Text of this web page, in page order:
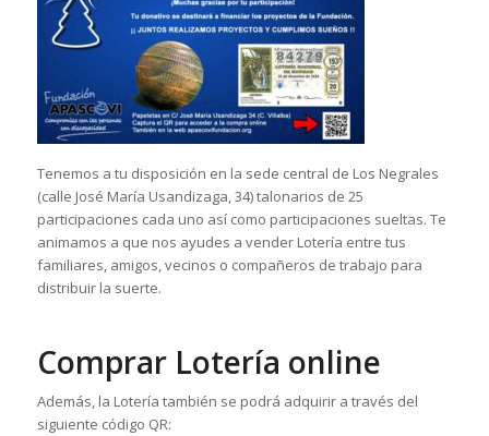
Tenemos a tu disposición en la sede central de Los Negrales
(calle José María Usandizaga, 34) talonarios de 25
participaciones cada uno así como participaciones sueltas. Te
animamos a que nos ayudes a vender Lotería entre tus
familiares, amigos, vecinos o compañeros de trabajo para
distribuir la suerte.
Comprar Lotería online
Además, la Lotería también se podrá adquirir a través del
siguiente código QR: